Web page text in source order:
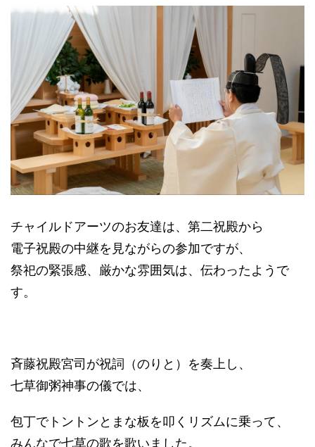
チャイルドアーツのお友達は、第二祝殿から
電子祝殿の中継を見ながらの参加ですが、
祭祀の緊張感、厳かな雰囲気は、伝わったようで
す。
斉藤祝殿宮司が祝詞（のりと）を奏上し、
七草御粥神事の儀では、
包丁でトントンとまな板を叩くリズムに乗って、
みんなで七草の歌を歌いました。